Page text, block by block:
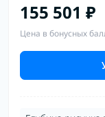
155 501 ₽
Цена в бонусных